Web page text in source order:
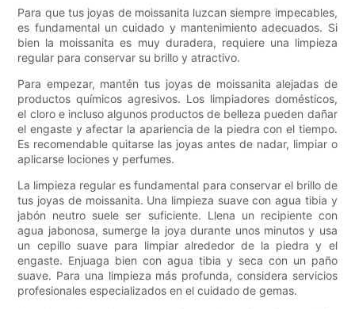
Para que tus joyas de moissanita luzcan siempre impecables,
es fundamental un cuidado y mantenimiento adecuados. Si
bien la moissanita es muy duradera, requiere una limpieza
regular para conservar su brillo y atractivo.
Para empezar, mantén tus joyas de moissanita alejadas de
productos químicos agresivos. Los limpiadores domésticos,
el cloro e incluso algunos productos de belleza pueden dañar
el engaste y afectar la apariencia de la piedra con el tiempo.
Es recomendable quitarse las joyas antes de nadar, limpiar o
aplicarse lociones y perfumes.
La limpieza regular es fundamental para conservar el brillo de
tus joyas de moissanita. Una limpieza suave con agua tibia y
jabón neutro suele ser suficiente. Llena un recipiente con
agua jabonosa, sumerge la joya durante unos minutos y usa
un cepillo suave para limpiar alrededor de la piedra y el
engaste. Enjuaga bien con agua tibia y seca con un paño
suave. Para una limpieza más profunda, considera servicios
profesionales especializados en el cuidado de gemas.